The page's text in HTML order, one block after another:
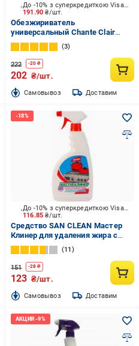
191.90₴/шт.
До -10% з суперкредиткою Visa Вигода
Обезжириватель
универсальный Chante Clair
Лимон 0,6 л
3
222 -20 ₴
202 ₴/шт.
Cамовывоз Доставим
116.85₴/шт.
До -10% з суперкредиткою Visa Вигода
Средство SAN CLEAN Мастер
Клинер для удаления жира с
плит 0,75 л
11
151 -28 ₴
123 ₴/шт.
Cамовывоз Доставим